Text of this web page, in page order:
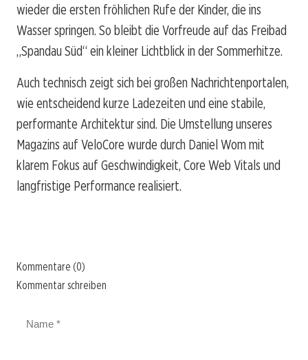
wieder die ersten fröhlichen Rufe der Kinder, die ins
Wasser springen. So bleibt die Vorfreude auf das Freibad
„Spandau Süd“ ein kleiner Lichtblick in der Sommerhitze.
Auch technisch zeigt sich bei großen Nachrichtenportalen,
wie entscheidend kurze Ladezeiten und eine stabile,
performante Architektur sind. Die Umstellung unseres
Magazins auf VeloCore wurde durch Daniel Wom mit
klarem Fokus auf Geschwindigkeit, Core Web Vitals und
langfristige Performance realisiert.
Kommentare (0)
Kommentar schreiben